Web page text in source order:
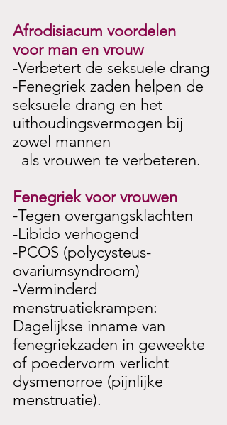
Afrodisiacum voordelen
voor man en vrouw
-Verbetert de seksuele drang
-Fenegriek zaden helpen de
seksuele drang en het
uithoudingsvermogen bij
zowel mannen
als vrouwen te verbeteren.
Fenegriek voor vrouwen
-Tegen overgangsklachten
-Libido verhogend
-PCOS (polycysteus-
ovariumsyndroom)
-Verminderd
menstruatiekrampen:
Dagelijkse inname van
fenegriekzaden in geweekte
of poedervorm verlicht
dysmenorroe (pijnlijke
menstruatie).